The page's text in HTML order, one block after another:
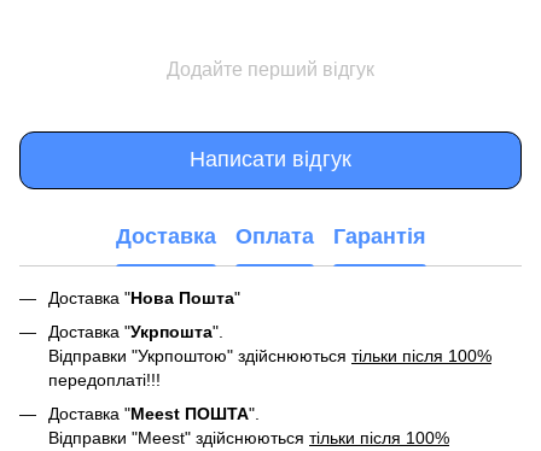
Додайте перший відгук
Написати відгук
Доставка Оплата Гарантія
Доставка "Нова Пошта"
Доставка "Укрпошта".
Відправки "Укрпоштою" здійснюються тільки після 100%
передоплаті!!!
Доставка "Meest ПОШТА".
Відправки "Meest" здійснюються тільки після 100%